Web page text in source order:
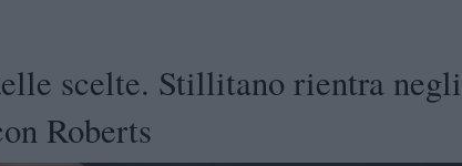
scelte. Stillitano rientra negli
Roberts